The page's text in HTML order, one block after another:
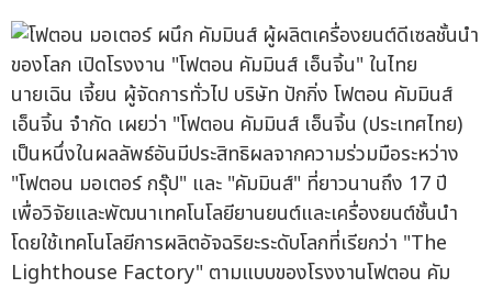
นายเฉิน เจี้ยน ผู้จัดการทั่วไป บริษัท ปักกิ่ง โฟตอน คัมมินส์
เอ็นจิ้น จำกัด เผยว่า "โฟตอน คัมมินส์ เอ็นจิ้น (ประเทศไทย)
เป็นหนึ่งในผลลัพธ์อันมีประสิทธิผลจากความร่วมมือระหว่าง
"โฟตอน มอเตอร์ กรุ๊ป" และ "คัมมินส์" ที่ยาวนานถึง 17 ปี
เพื่อวิจัยและพัฒนาเทคโนโลยียานยนต์และเครื่องยนต์ชั้นนำ
โดยใช้เทคโนโลยีการผลิตอัจฉริยะระดับโลกที่เรียกว่า "The
Lighthouse Factory" ตามแบบของโรงงานโฟตอน คัม